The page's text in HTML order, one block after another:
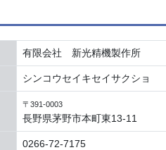
有限会社 新光精機製作所
シンコウセイキセイサクショ
〒391-0003
長野県茅野市本町東13-11
0266-72-7175